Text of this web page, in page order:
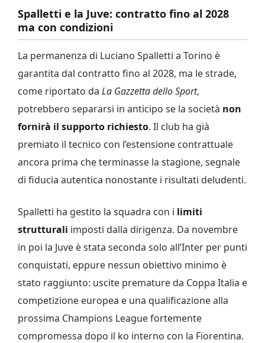
Spalletti e la Juve: contratto fino al 2028
ma con condizioni
La permanenza di Luciano Spalletti a Torino è
garantita dal contratto fino al 2028, ma le strade,
come riportato da La Gazzetta dello Sport,
potrebbero separarsi in anticipo se la società non
fornirà il supporto richiesto. Il club ha già
premiato il tecnico con l’estensione contrattuale
ancora prima che terminasse la stagione, segnale
di fiducia autentica nonostante i risultati deludenti.
Spalletti ha gestito la squadra con i limiti
strutturali imposti dalla dirigenza. Da novembre
in poi la Juve è stata seconda solo all’Inter per punti
conquistati, eppure nessun obiettivo minimo è
stato raggiunto: uscite premature da Coppa Italia e
competizione europea e una qualificazione alla
prossima Champions League fortemente
compromessa dopo il ko interno con la Fiorentina.